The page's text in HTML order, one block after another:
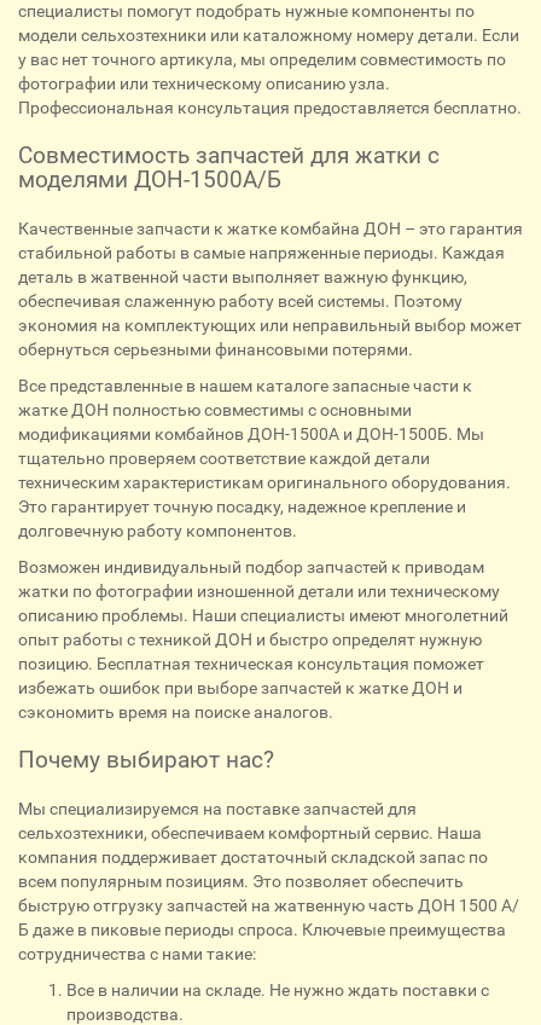
специалисты помогут подобрать нужные компоненты по
модели сельхозтехники или каталожному номеру детали. Если
у вас нет точного артикула, мы определим совместимость по
фотографии или техническому описанию узла.
Профессиональная консультация предоставляется бесплатно.
Совместимость запчастей для жатки с
моделями ДОН-1500А/Б
Качественные запчасти к жатке комбайна ДОН – это гарантия
стабильной работы в самые напряженные периоды. Каждая
деталь в жатвенной части выполняет важную функцию,
обеспечивая слаженную работу всей системы. Поэтому
экономия на комплектующих или неправильный выбор может
обернуться серьезными финансовыми потерями.
Все представленные в нашем каталоге запасные части к
жатке ДОН полностью совместимы с основными
модификациями комбайнов ДОН-1500А и ДОН-1500Б. Мы
тщательно проверяем соответствие каждой детали
техническим характеристикам оригинального оборудования.
Это гарантирует точную посадку, надежное крепление и
долговечную работу компонентов.
Возможен индивидуальный подбор запчастей к приводам
жатки по фотографии изношенной детали или техническому
описанию проблемы. Наши специалисты имеют многолетний
опыт работы с техникой ДОН и быстро определят нужную
позицию. Бесплатная техническая консультация поможет
избежать ошибок при выборе запчастей к жатке ДОН и
сэкономить время на поиске аналогов.
Почему выбирают нас?
Мы специализируемся на поставке запчастей для
сельхозтехники, обеспечиваем комфортный сервис. Наша
компания поддерживает достаточный складской запас по
всем популярным позициям. Это позволяет обеспечить
быструю отгрузку запчастей на жатвенную часть ДОН 1500 А/
Б даже в пиковые периоды спроса. Ключевые преимущества
сотрудничества с нами такие:
Все в наличии на складе. Не нужно ждать поставки с
производства.